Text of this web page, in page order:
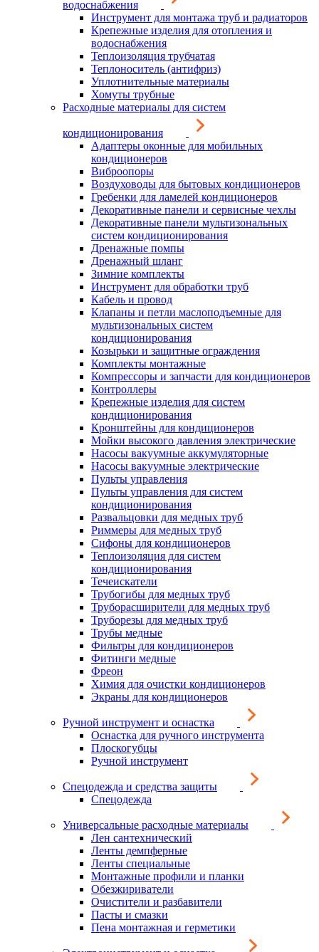
водоснабжения
Инструмент для монтажа труб и радиаторов
Крепежные изделия для отопления и
водоснабжения
Теплоизоляция трубчатая
Теплоноситель (антифриз)
Уплотнительные материалы
Хомуты трубные
Расходные материалы для систем
кондиционирования
Адаптеры оконные для мобильных
кондиционеров
Виброопоры
Воздуховоды для бытовых кондиционеров
Гребенки для ламелей кондиционеров
Декоративные панели и сервисные чехлы
Декоративные панели мультизональных
систем кондиционирования
Дренажные помпы
Дренажный шланг
Зимние комплекты
Инструмент для обработки труб
Кабель и провод
Клапаны и петли маслоподъемные для
мультизональных систем
кондиционирования
Козырьки и защитные ограждения
Комплекты монтажные
Компрессоры и запчасти для кондиционеров
Контроллеры
Крепежные изделия для систем
кондиционирования
Кронштейны для кондиционеров
Мойки высокого давления электрические
Насосы вакуумные аккумуляторные
Насосы вакуумные электрические
Пульты управления
Пульты управления для систем
кондиционирования
Развальцовки для медных труб
Риммеры для медных труб
Сифоны для кондиционеров
Теплоизоляция для систем
кондиционирования
Течеискатели
Трубогибы для медных труб
Труборасширители для медных труб
Труборезы для медных труб
Трубы медные
Фильтры для кондиционеров
Фитинги медные
Фреон
Химия для очистки кондиционеров
Экраны для кондиционеров
Ручной инструмент и оснастка
Оснастка для ручного инструмента
Плоскогубцы
Ручной инструмент
Спецодежда и средства защиты
Спецодежда
Универсальные расходные материалы
Лен сантехнический
Ленты демпферные
Ленты специальные
Монтажные профили и планки
Обезжириватели
Очистители и разбавители
Пасты и смазки
Пена монтажная и герметики